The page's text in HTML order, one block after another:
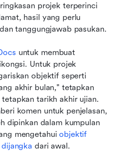
projek terperinci
hasil yang perlu
tanggungjawab pasukan.
untuk membuat
Untuk projek
objektif seperti
akhir bulan," tetapkan
tarikh akhir ujian.
komen untuk penjelasan,
dipinkan dalam kumpulan
mengetahui objektif
dari awal.